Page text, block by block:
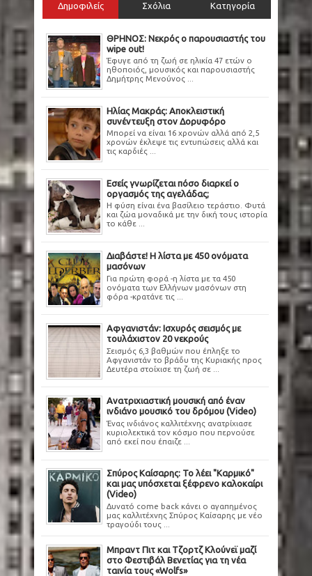
Δημοφιλείς Σχόλια Κατηγορία
ΘΡΗΝΟΣ: Νεκρός ο παρουσιαστής του
wipe out!
Έφυγε από τη ζωή σε ηλικία 47 ετών ο
ηθοποιός, μουσικός και παρουσιαστής
Δημήτρης Μενούνος ...
Ηλίας Μακράς: Αποκλειστική
συνέντευξη στον Δορυφόρο
Μπορεί να είναι 16 χρονών αλλά από 2,5
χρονών έκλεψε τις εντυπώσεις αλλά και
τις καρδιές ...
Εσείς γνωρίζεται πόσο διαρκεί ο
οργασμός της αγελάδας;
Η φύση είναι ένα βασίλειο τεράστιο. Φυτά
και ζώα μοναδικά με την δική τους ιστορία
το κάθε ...
Διαβάστε! Η λίστα με 450 ονόματα
μασόνων
Για πρώτη φορά -η λίστα με τα 450
ονόματα των Ελλήνων μασόνων στη
φόρα -κρατάνε τις ...
Αφγανιστάν: Ισχυρός σεισμός με
τουλάχιστον 20 νεκρούς
Σεισμός 6,3 βαθμών που έπληξε το
Αφγανιστάν το βράδυ της Κυριακής προς
Δευτέρα στοίχισε τη ζωή σε ...
Ανατριχιαστική μουσική από έναν
ινδιάνο μουσικό του δρόμου (Video)
Ένας ινδιάνος καλλιτέχνης ανατρίχιασε
κυριολεκτικά τον κόσμο που περνούσε
από εκεί που έπαιζε ...
Σπύρος Καίσαρης: Το λέει "Καρμικό"
και μας υπόσχεται ξέφρενο καλοκαίρι
(Video)
Δυνατό come back κάνει ο αγαπημένος
μας καλλιτέχνης Σπύρος Καίσαρης με νέο
τραγούδι τους ...
Μπραντ Πιτ και Τζορτζ Κλούνεϊ μαζί
στο Φεστιβάλ Βενετίας για τη νέα
ταινία τους «Wolfs»